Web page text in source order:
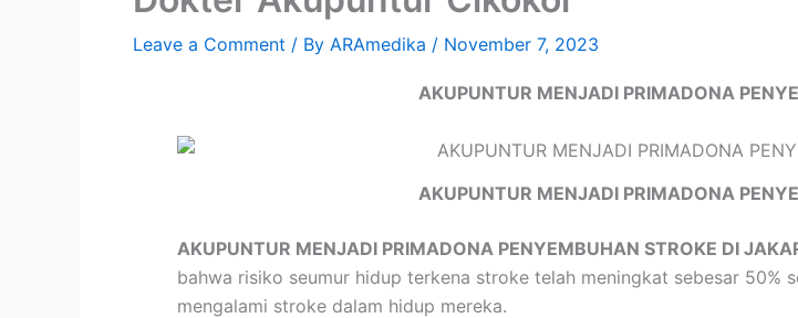
Leave a Comment / By ARAmedika / November 7, 2023
AKUPUNTUR MENJADI PRIMADONA
AKUPUNTUR MENJADI PRIMADONA
AKUPUNTUR MENJADI PRIMADONA PENYEMBUHAN STROKE DI
bahwa risiko seumur hidup terkena stroke telah meningkat sebesar 50%
mengalami stroke dalam hidup mereka.